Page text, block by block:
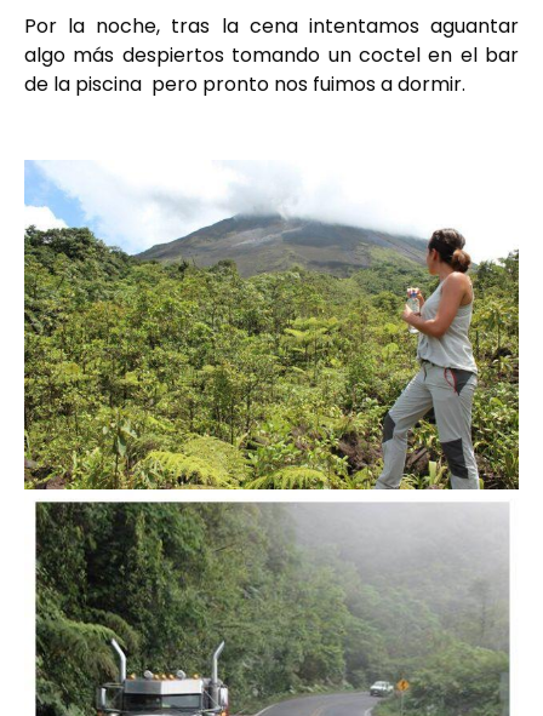
Por la noche, tras la cena intentamos aguantar
algo más despiertos tomando un coctel en el bar
de la piscina pero pronto nos fuimos a dormir.